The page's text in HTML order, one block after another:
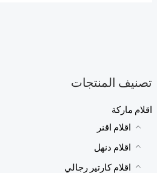
تصنيف المنتجات
اقلام ماركة
اقلام اقنر
اقلام دنهل
اقلام كارتير رجالي